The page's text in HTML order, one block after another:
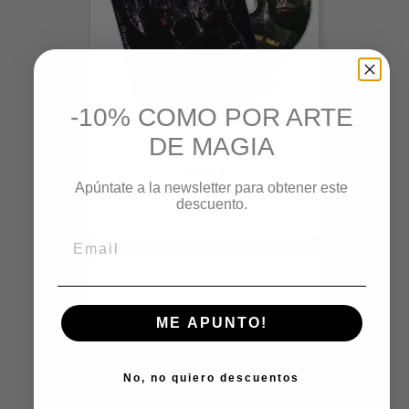
Melting Point
-10% COMO POR ARTE
DE MAGIA
Apúntate a la newsletter para obtener este
descuento.
ME APUNTO!
No, no quiero descuentos